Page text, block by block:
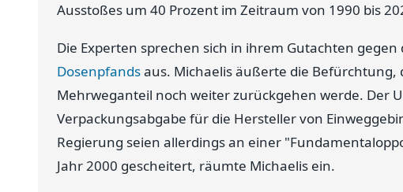
Ausstoßes um 40 Prozent im Zeitraum von 1990 bis
Die Experten sprechen sich in ihrem Gutachten
Dosenpfandsaus. Michaelis äußerte die Befürchtung,
Mehrweganteil noch weiter zurückgehen werde. Der
Verpackungsabgabe für die Hersteller von
Regierung seien allerdings an einer
Jahr 2000 gescheitert, räumte Michaelis ein.